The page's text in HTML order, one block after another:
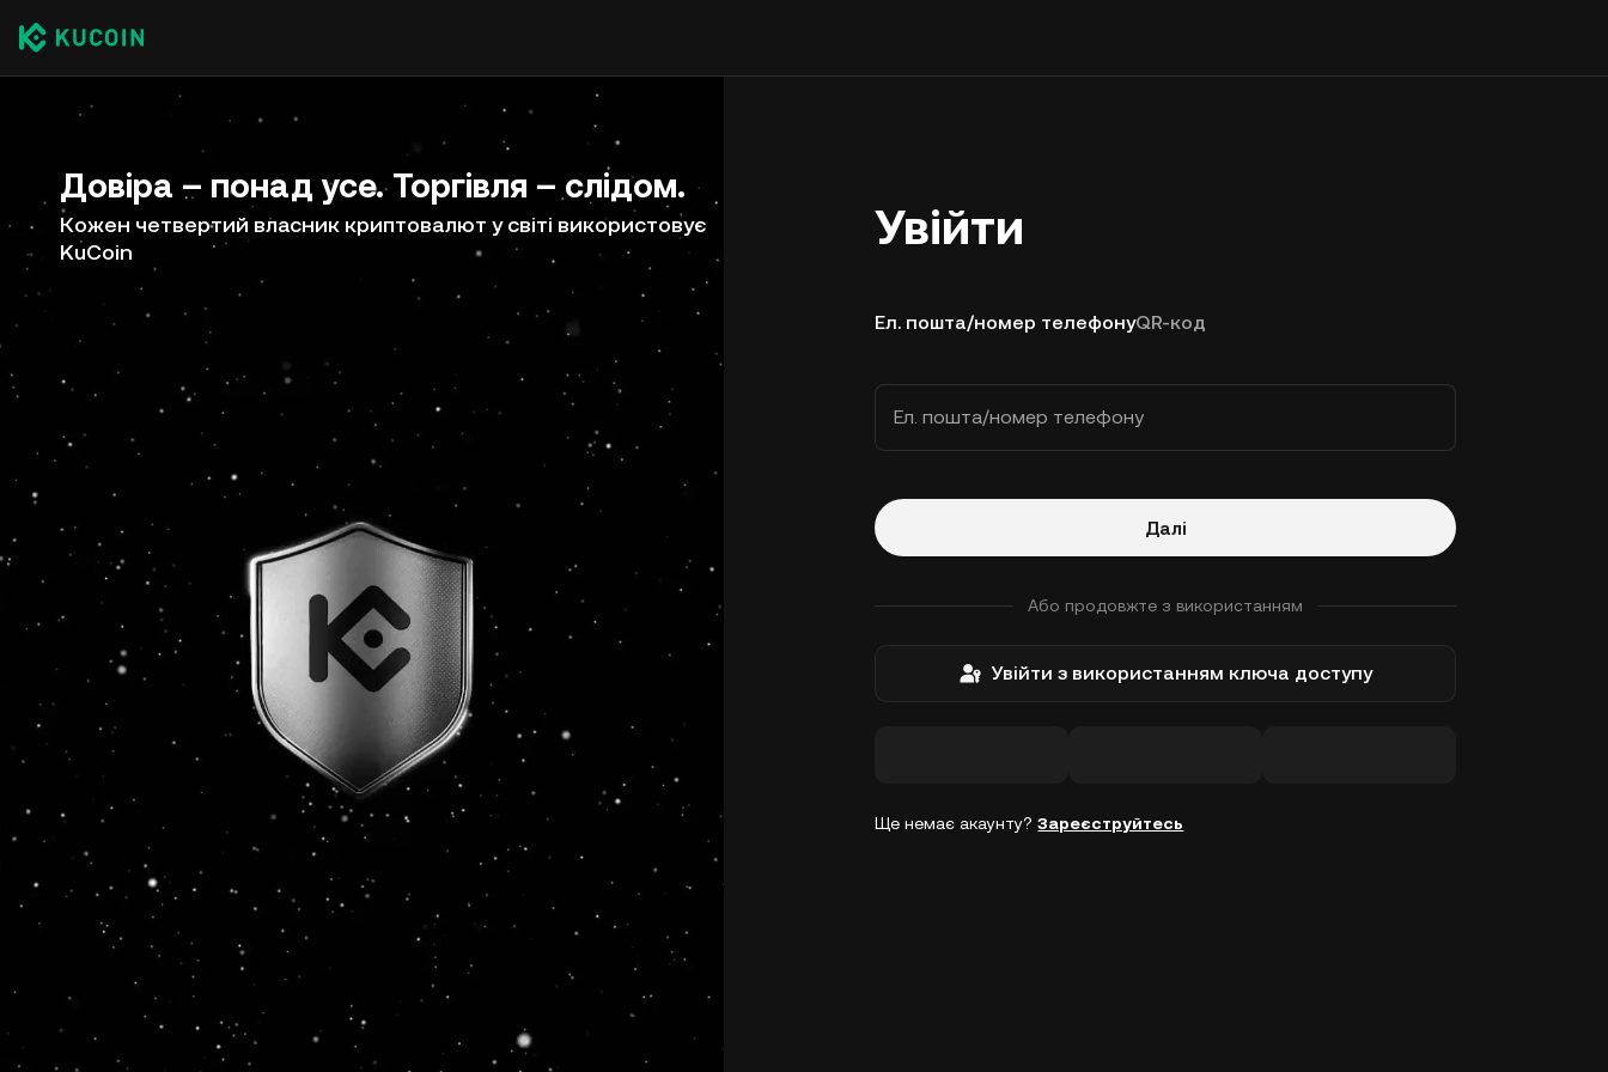
Довіра – понад усе. Торгівля – слідом.
Кожен четвертий власник криптовалют у світі використовує
KuCoin
Увійти
Ел. пошта/номер телефонуQR-код
Ел. пошта/номер телефону
Далі
Або продовжте з використанням
Увійти з використанням ключа доступу
Ще немає акаунту?Зареєструйтесь